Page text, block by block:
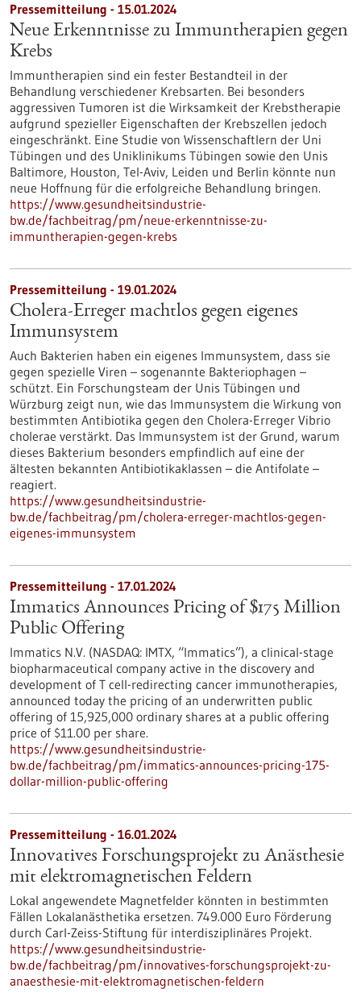
Pressemitteilung - 15.01.2024
Neue Erkenntnisse zu Immuntherapien gegen
Krebs
Immuntherapien sind ein fester Bestandteil in der
Behandlung verschiedener Krebsarten. Bei besonders
aggressiven Tumoren ist die Wirksamkeit der Krebstherapie
aufgrund spezieller Eigenschaften der Krebszellen jedoch
eingeschränkt. Eine Studie von Wissenschaftlern der Uni
Tübingen und des Uniklinikums Tübingen sowie den Unis
Baltimore, Houston, Tel-Aviv, Leiden und Berlin könnte nun
neue Hoffnung für die erfolgreiche Behandlung bringen.
https://www.gesundheitsindustrie-
bw.de/fachbeitrag/pm/neue-erkenntnisse-zu-
immuntherapien-gegen-krebs
Pressemitteilung - 19.01.2024
Cholera-Erreger machtlos gegen eigenes
Immunsystem
Auch Bakterien haben ein eigenes Immunsystem, dass sie
gegen spezielle Viren – sogenannte Bakteriophagen –
schützt. Ein Forschungsteam der Unis Tübingen und
Würzburg zeigt nun, wie das Immunsystem die Wirkung von
bestimmten Antibiotika gegen den Cholera-Erreger Vibrio
cholerae verstärkt. Das Immunsystem ist der Grund, warum
dieses Bakterium besonders empfindlich auf eine der
ältesten bekannten Antibiotikaklassen – die Antifolate –
reagiert.
https://www.gesundheitsindustrie-
bw.de/fachbeitrag/pm/cholera-erreger-machtlos-gegen-
eigenes-immunsystem
Pressemitteilung - 17.01.2024
Immatics Announces Pricing of $175 Million
Public Offering
Immatics N.V. (NASDAQ: IMTX, “Immatics”), a clinical-stage
biopharmaceutical company active in the discovery and
development of T cell-redirecting cancer immunotherapies,
announced today the pricing of an underwritten public
offering of 15,925,000 ordinary shares at a public offering
price of $11.00 per share.
https://www.gesundheitsindustrie-
bw.de/fachbeitrag/pm/immatics-announces-pricing-175-
dollar-million-public-offering
Pressemitteilung - 16.01.2024
Innovatives Forschungsprojekt zu Anästhesie
mit elektromagnetischen Feldern
Lokal angewendete Magnetfelder könnten in bestimmten
Fällen Lokalanästhetika ersetzen. 749.000 Euro Förderung
durch Carl-Zeiss-Stiftung für interdisziplinäres Projekt.
https://www.gesundheitsindustrie-
bw.de/fachbeitrag/pm/innovatives-forschungsprojekt-zu-
anaesthesie-mit-elektromagnetischen-feldern